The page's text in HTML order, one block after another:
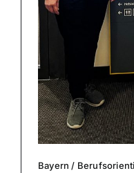
Bayern /